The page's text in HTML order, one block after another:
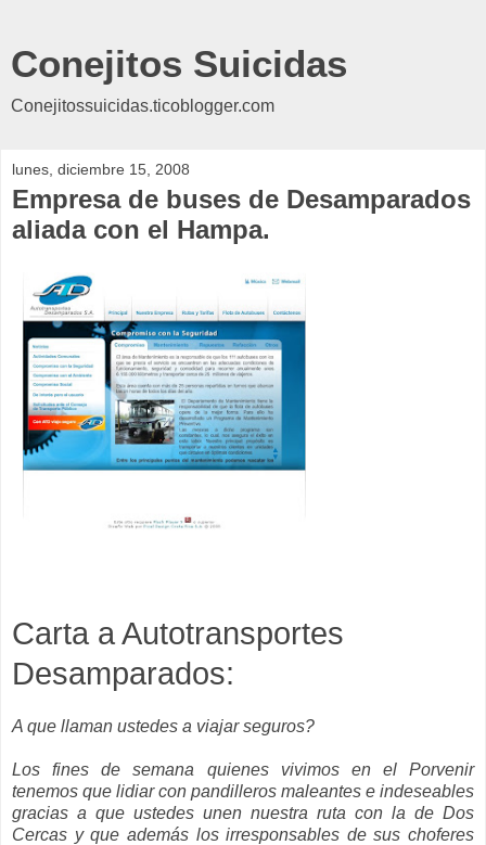
Conejitos Suicidas
Conejitossuicidas.ticoblogger.com
lunes, diciembre 15, 2008
Empresa de buses de Desamparados
aliada con el Hampa.
Carta aAutotransportes
Desamparados:
A que llaman ustedes a viajar seguros?
Los fines de semana quienes vivimos en el Porvenir
tenemos que lidiar con pandilleros maleantes e indeseables
gracias a que ustedes unen nuestra ruta con la de Dos
Cercas y que además los irresponsables de sus choferes